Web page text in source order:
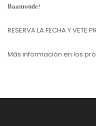
𝐁𝐚𝐚𝐦𝐨𝐧𝐝𝐞!
RESERVA LA FECHA Y VETE
Más información en los